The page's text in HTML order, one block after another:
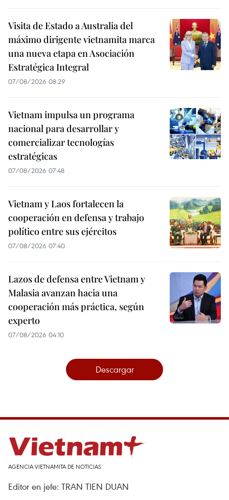
Visita de Estado a Australia del
máximo dirigente vietnamita marca
una nueva etapa en Asociación
Estratégica Integral
07/08/2026 08:29
Vietnam impulsa un programa
nacional para desarrollar y
comercializar tecnologías
estratégicas
07/08/2026 07:48
Vietnam y Laos fortalecen la
cooperación en defensa y trabajo
político entre sus ejércitos
07/08/2026 07:40
Lazos de defensa entre Vietnam y
Malasia avanzan hacia una
cooperación más práctica, según
experto
07/08/2026 04:10
Descargar
AGENCIA VIETNAMITA DE NOTICIAS
Editor en jefe: TRAN TIEN DUAN